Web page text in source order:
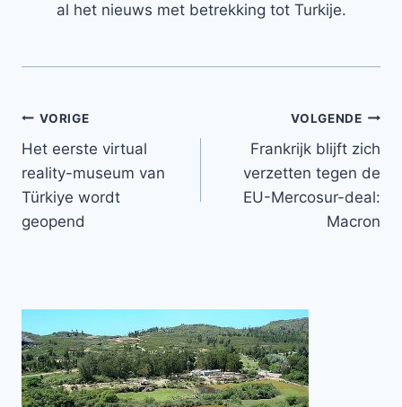
al het nieuws met betrekking tot Turkije.
Bericht
navigatie
VORIGE
Het eerste virtual
reality-museum van
Türkiye wordt
geopend
VOLGENDE
Frankrijk blijft zich
verzetten tegen de
EU-Mercosur-deal:
Macron